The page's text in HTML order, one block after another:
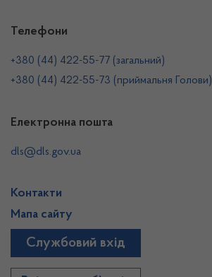
Телефони
+380 (44) 422-55-77 (загальний)
+380 (44) 422-55-73 (приймальня Голови)
Електронна пошта
dls@dls.gov.ua
Контакти
Мапа сайту
Службовий вхід